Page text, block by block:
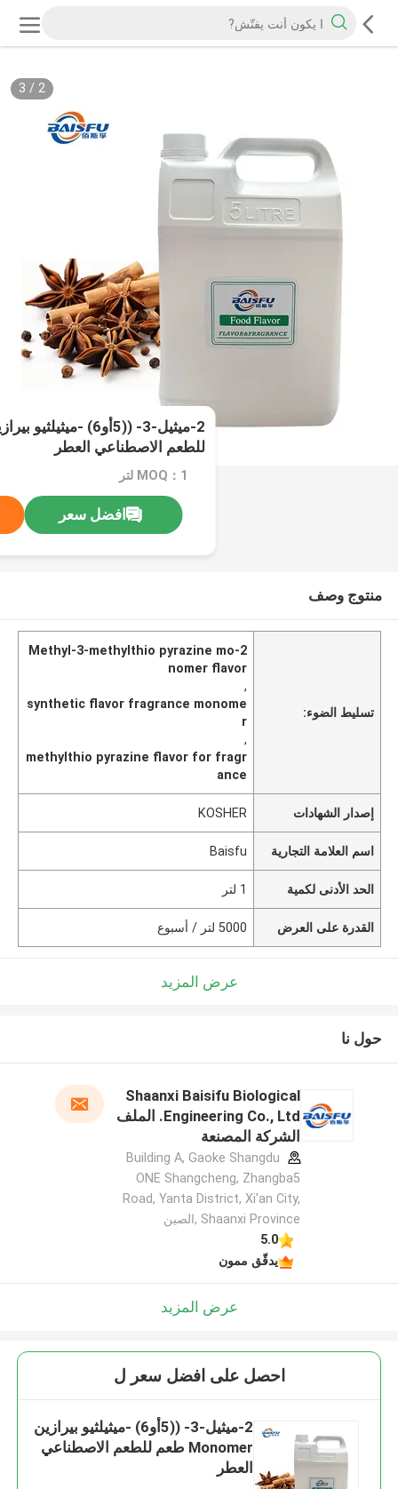
2
/
3
للطعم الاصطناعي العطر
MOQ：1 لتر
افضل سعر
منتوج وصف
تسليط الضوء:
2-Methyl-3-methylthio pyrazine mo
nomer flavor
,
synthetic flavor fragrance monome
r
,
methylthio pyrazine flavor for fragr
ance
إصدار الشهادات KOSHER
اسم العلامة التجارية Baisfu
الحد الأدنى لكمية 1 لتر
القدرة على العرض 5000 لتر / أسبوع
عرض المزيد
حول نا
Shaanxi Baisifu Biological
Engineering Co., Ltd. الملف
الشركة المصنعة
Building A, Gaoke Shangdu
ONE Shangcheng, Zhangba5
Road, Yanta District, Xi'an City,
Shaanxi Province ,الصين
5.0
يدقّق ممون
عرض المزيد
احصل على افضل سعر ل
2-ميثيل-3- ((5أو6) -ميثيلثيو بيرازين
Monomer طعم للطعم الاصطناعي
العطر